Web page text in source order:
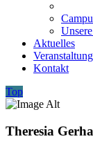
Aktuelles
Kontakt
Top
Theresia